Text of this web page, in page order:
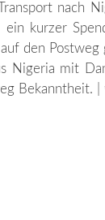
nach
kurzer
den Postweg
Nigeria mit
Bekanntheit. |